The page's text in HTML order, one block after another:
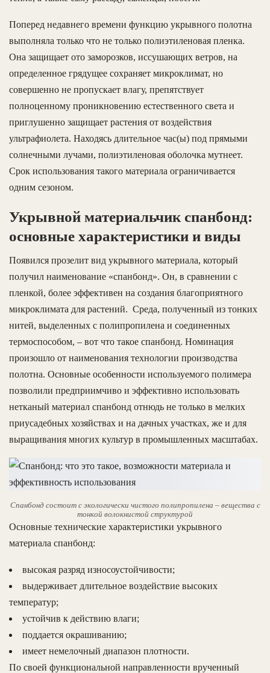
Поперед недавнего времени функцию укрывного полотна
выполняла только что не только полиэтиленовая пленка.
Она защищает ото заморозков, иссушающих ветров, на
определенное грядущее сохраняет микроклимат, но
совершенно не пропускает влагу, препятствует
полноценному проникновению естественного света и
приглушенно защищает растения от воздействия
ультрафиолета. Находясь длительное час(ы) под прямыми
солнечными лучами, полиэтиленовая оболочка мутнеет.
Срок использования такого материала ограничивается
одним сезоном.
Укрывной материальчик спанбонд:
основные характеристики и виды
Появился прозелит вид укрывного материала, который
получил наименование «спанбонд». Он, в сравнении с
пленкой, более эффективен на создания благоприятного
микроклимата для растений. Среда, полученный из тонких
нитей, выделенных с полипропилена и соединенных
термоспособом, – вот что такое спанбонд. Номинация
произошло от наименования технологии производства
полотна. Основные особенности используемого полимера
позволили предприимчиво и эффективно использовать
нетканый материал спанбонд отнюдь не только в мелких
приусадебных хозяйствах и на дачных участках, же и для
выращивания многих культур в промышленных масштабах.
Спанбонд состоит с экологически чистого полипропилена – вещества с
тонкой волокнистой структурой
Основные технические характеристики укрывного
материала спанбонд:
высокая разряд износоустойчивости;
выдерживает длительное воздействие высоких
температур;
устойчив к действию влаги;
поддается окрашиванию;
имеет немелочный диапазон плотности.
По своей функциональной направленности врученный